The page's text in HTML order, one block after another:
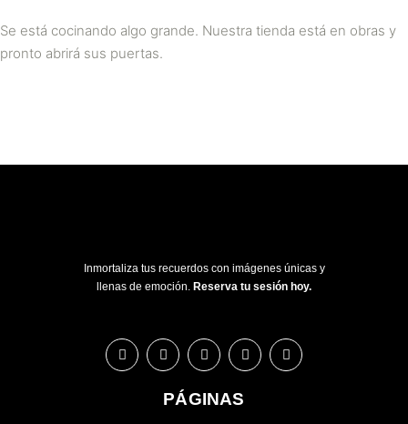
Se está cocinando algo grande. Nuestra tienda está en obras y
pronto abrirá sus puertas.
Inmortaliza tus recuerdos con imágenes únicas y
llenas de emoción. Reserva tu sesión hoy.
PÁGINAS